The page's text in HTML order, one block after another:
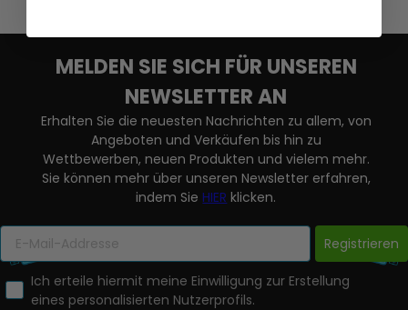
MELDEN SIE SICH FÜR UNSEREN
NEWSLETTER AN
Erhalten Sie die neuesten Nachrichten zu allem, von
Angeboten und Verkäufen bis hin zu
Wettbewerben, neuen Produkten und vielem mehr.
Sie können mehr über unseren Newsletter erfahren,
indem SieHIER klicken.
Registrieren
Ich erteile hiermit meine Einwilligung zur Erstellung
eines personalisierten Nutzerprofils.